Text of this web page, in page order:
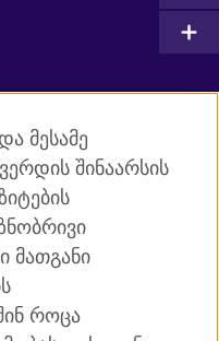
Twitter
RSS
TikTok
მესამე
შინაარსის
მათგანი
როცა